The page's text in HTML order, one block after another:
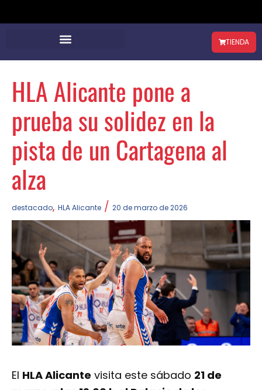
TIENDA
HLA Alicante pone a
prueba su solidez en la
pista de un Cartagena al
alza
destacado, HLA Alicante / 20 de marzo de 2026
El HLA Alicante visita este sábado 21 de